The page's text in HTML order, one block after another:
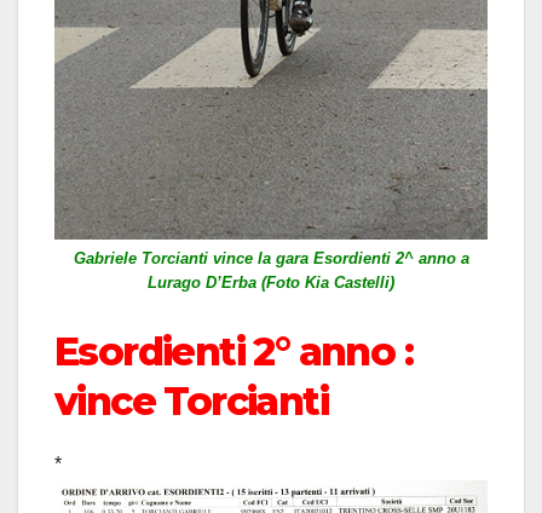
Gabriele Torcianti vince la gara Esordienti 2^ anno a
Lurago D’Erba (Foto Kia Castelli)
Esordienti 2° anno :
vince Torcianti
*